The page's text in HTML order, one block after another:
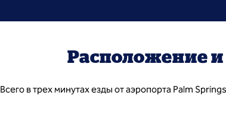
Расположение
Всего в трех минутах езды от аэропорта Palm